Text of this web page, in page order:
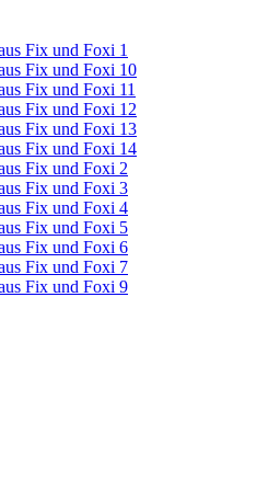
Fix und Foxi 1
Fix und Foxi 10
Fix und Foxi 11
Fix und Foxi 12
Fix und Foxi 13
Fix und Foxi 14
Fix und Foxi 2
Fix und Foxi 3
Fix und Foxi 4
Fix und Foxi 5
Fix und Foxi 6
Fix und Foxi 7
Fix und Foxi 9